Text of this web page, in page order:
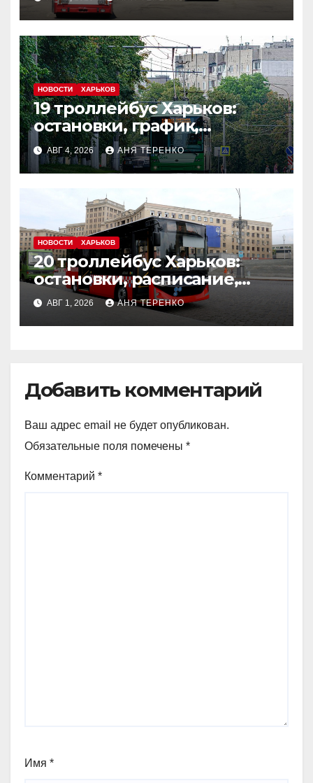
НОВОСТИ ХАРЬКОВ
19 троллейбус Харьков:
остановки, график,
маршрут
АВГ 4, 2026 АНЯ ТЕРЕНКО
НОВОСТИ ХАРЬКОВ
20 троллейбус Харьков:
остановки, расписание,
маршрут
АВГ 1, 2026 АНЯ ТЕРЕНКО
Добавить комментарий
Ваш адрес email не будет опубликован.
Обязательные поля помечены *
Комментарий *
Имя *